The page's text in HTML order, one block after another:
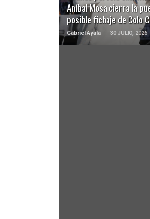
Aníbal Mosa cierra la
posible fichaje de Colo
Gabriel Ayala 30 JULIO, 2026